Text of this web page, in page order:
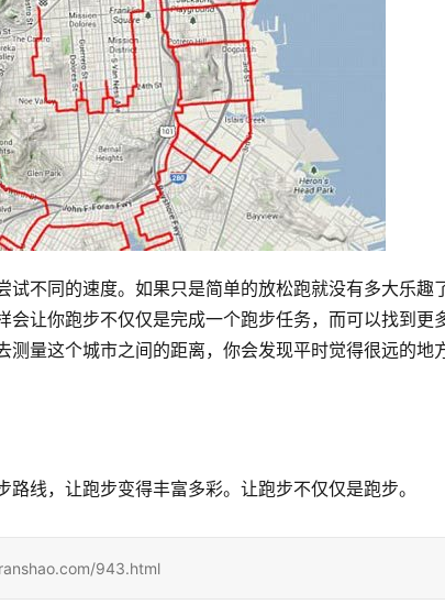
不同的速度。如果只是简单的放松跑就没有多大乐趣了
让你跑步不仅仅是完成一个跑步任务，而可以找到更
量这个城市之间的距离，你会发现平时觉得很远的地方
线，让跑步变得丰富多彩。让跑步不仅仅是跑步。
943.html